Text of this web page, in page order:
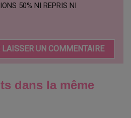
50% NI REPRIS NI
UN COMMENTAIRE
dans la même